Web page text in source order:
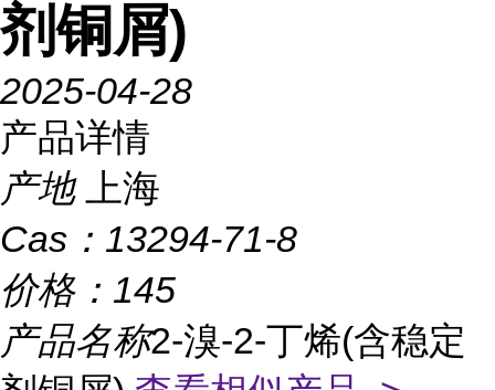
剂铜屑)
2025-04-28
产品详情
产地
上海
Cas： 13294-71-8
价格： 145
产品名称2-溴-2-丁烯(含稳定